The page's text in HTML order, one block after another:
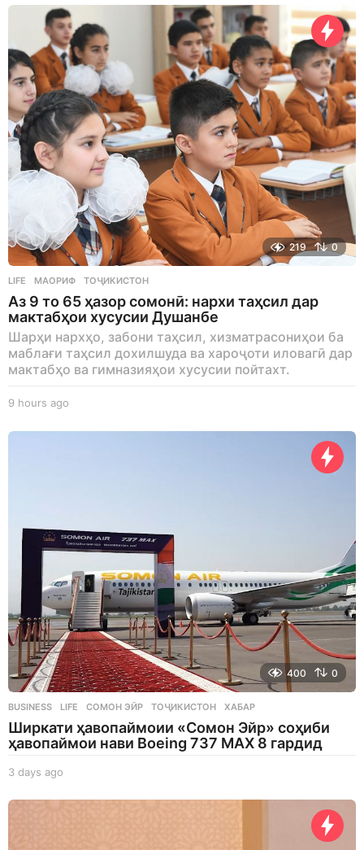
a
g
o
219 0
LIFE МАОРИФ ,ТОҶИКИСТОН
Аз 9 то 65 ҳазор сомонӣ: нархи таҳсил дар
мактабҳои хусусии Душанбе
Шарҳи нархҳо, забони таҳсил, хизматрасониҳои ба
маблағи таҳсил дохилшуда ва хароҷоти иловагӣ дар
мактабҳо ва гимназияҳои хусусии пойтахт.
9 hours ago
o
400 0
BUSINESS ,LIFE СОМОН ЭЙР ,ТОҶИКИСТОН ,ХАБАР
Ширкати ҳавопаймоии «Сомон Эйр» соҳиби
ҳавопаймои нави Boeing 737 MAX 8 гардид
3 days ago
a